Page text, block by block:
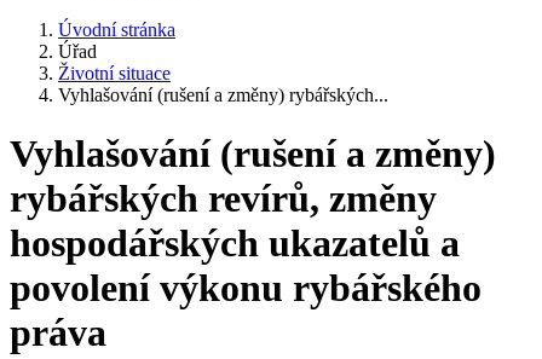
Úvodní stránka
Úřad
Životní situace
Vyhlašování (rušení a změny) rybářských...
Vyhlašování (rušení a změny)
rybářských revírů, změny
hospodářských ukazatelů a
povolení výkonu rybářského
práva